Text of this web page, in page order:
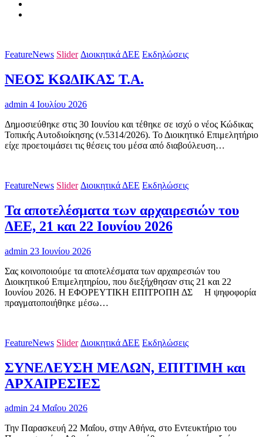
FeatureNews Slider Διοικητικά ΔΕΕ Εκδηλώσεις
ΝΕΟΣ ΚΩΔΙΚΑΣ Τ.Α.
admin 4 Ιουλίου 2026
Δημοσιεύθηκε στις 30 Ιουνίου και τέθηκε σε ισχύ ο νέος Κώδικας
Τοπικής Αυτοδιοίκησης (ν.5314/2026). Το Διοικητικό Επιμελητήριο
είχε προετοιμάσει τις θέσεις του μέσα από διαβούλευση…
FeatureNews Slider Διοικητικά ΔΕΕ Εκδηλώσεις
Τα αποτελέσματα των αρχαιρεσιών του
ΔΕΕ, 21 και 22 Ιουνίου 2026
admin 23 Ιουνίου 2026
Σας κοινοποιούμε τα αποτελέσματα των αρχαιρεσιών του
Διοικητικού Επιμελητηρίου, που διεξήχθησαν στις 21 και 22
Ιουνίου 2026. Η ΕΦΟΡΕΥΤΙΚΗ ΕΠΙΤΡΟΠΗ ΔΣ H ψηφοφορία
πραγματοποιήθηκε μέσω…
FeatureNews Slider Διοικητικά ΔΕΕ Εκδηλώσεις
ΣΥΝΕΛΕΥΣΗ ΜΕΛΩΝ, ΕΠΙΤΙΜΗ και
ΑΡΧΑΙΡΕΣΙΕΣ
admin 24 Μαΐου 2026
Την Παρασκευή 22 Μαΐου, στην Αθήνα, στο Εντευκτήριο του